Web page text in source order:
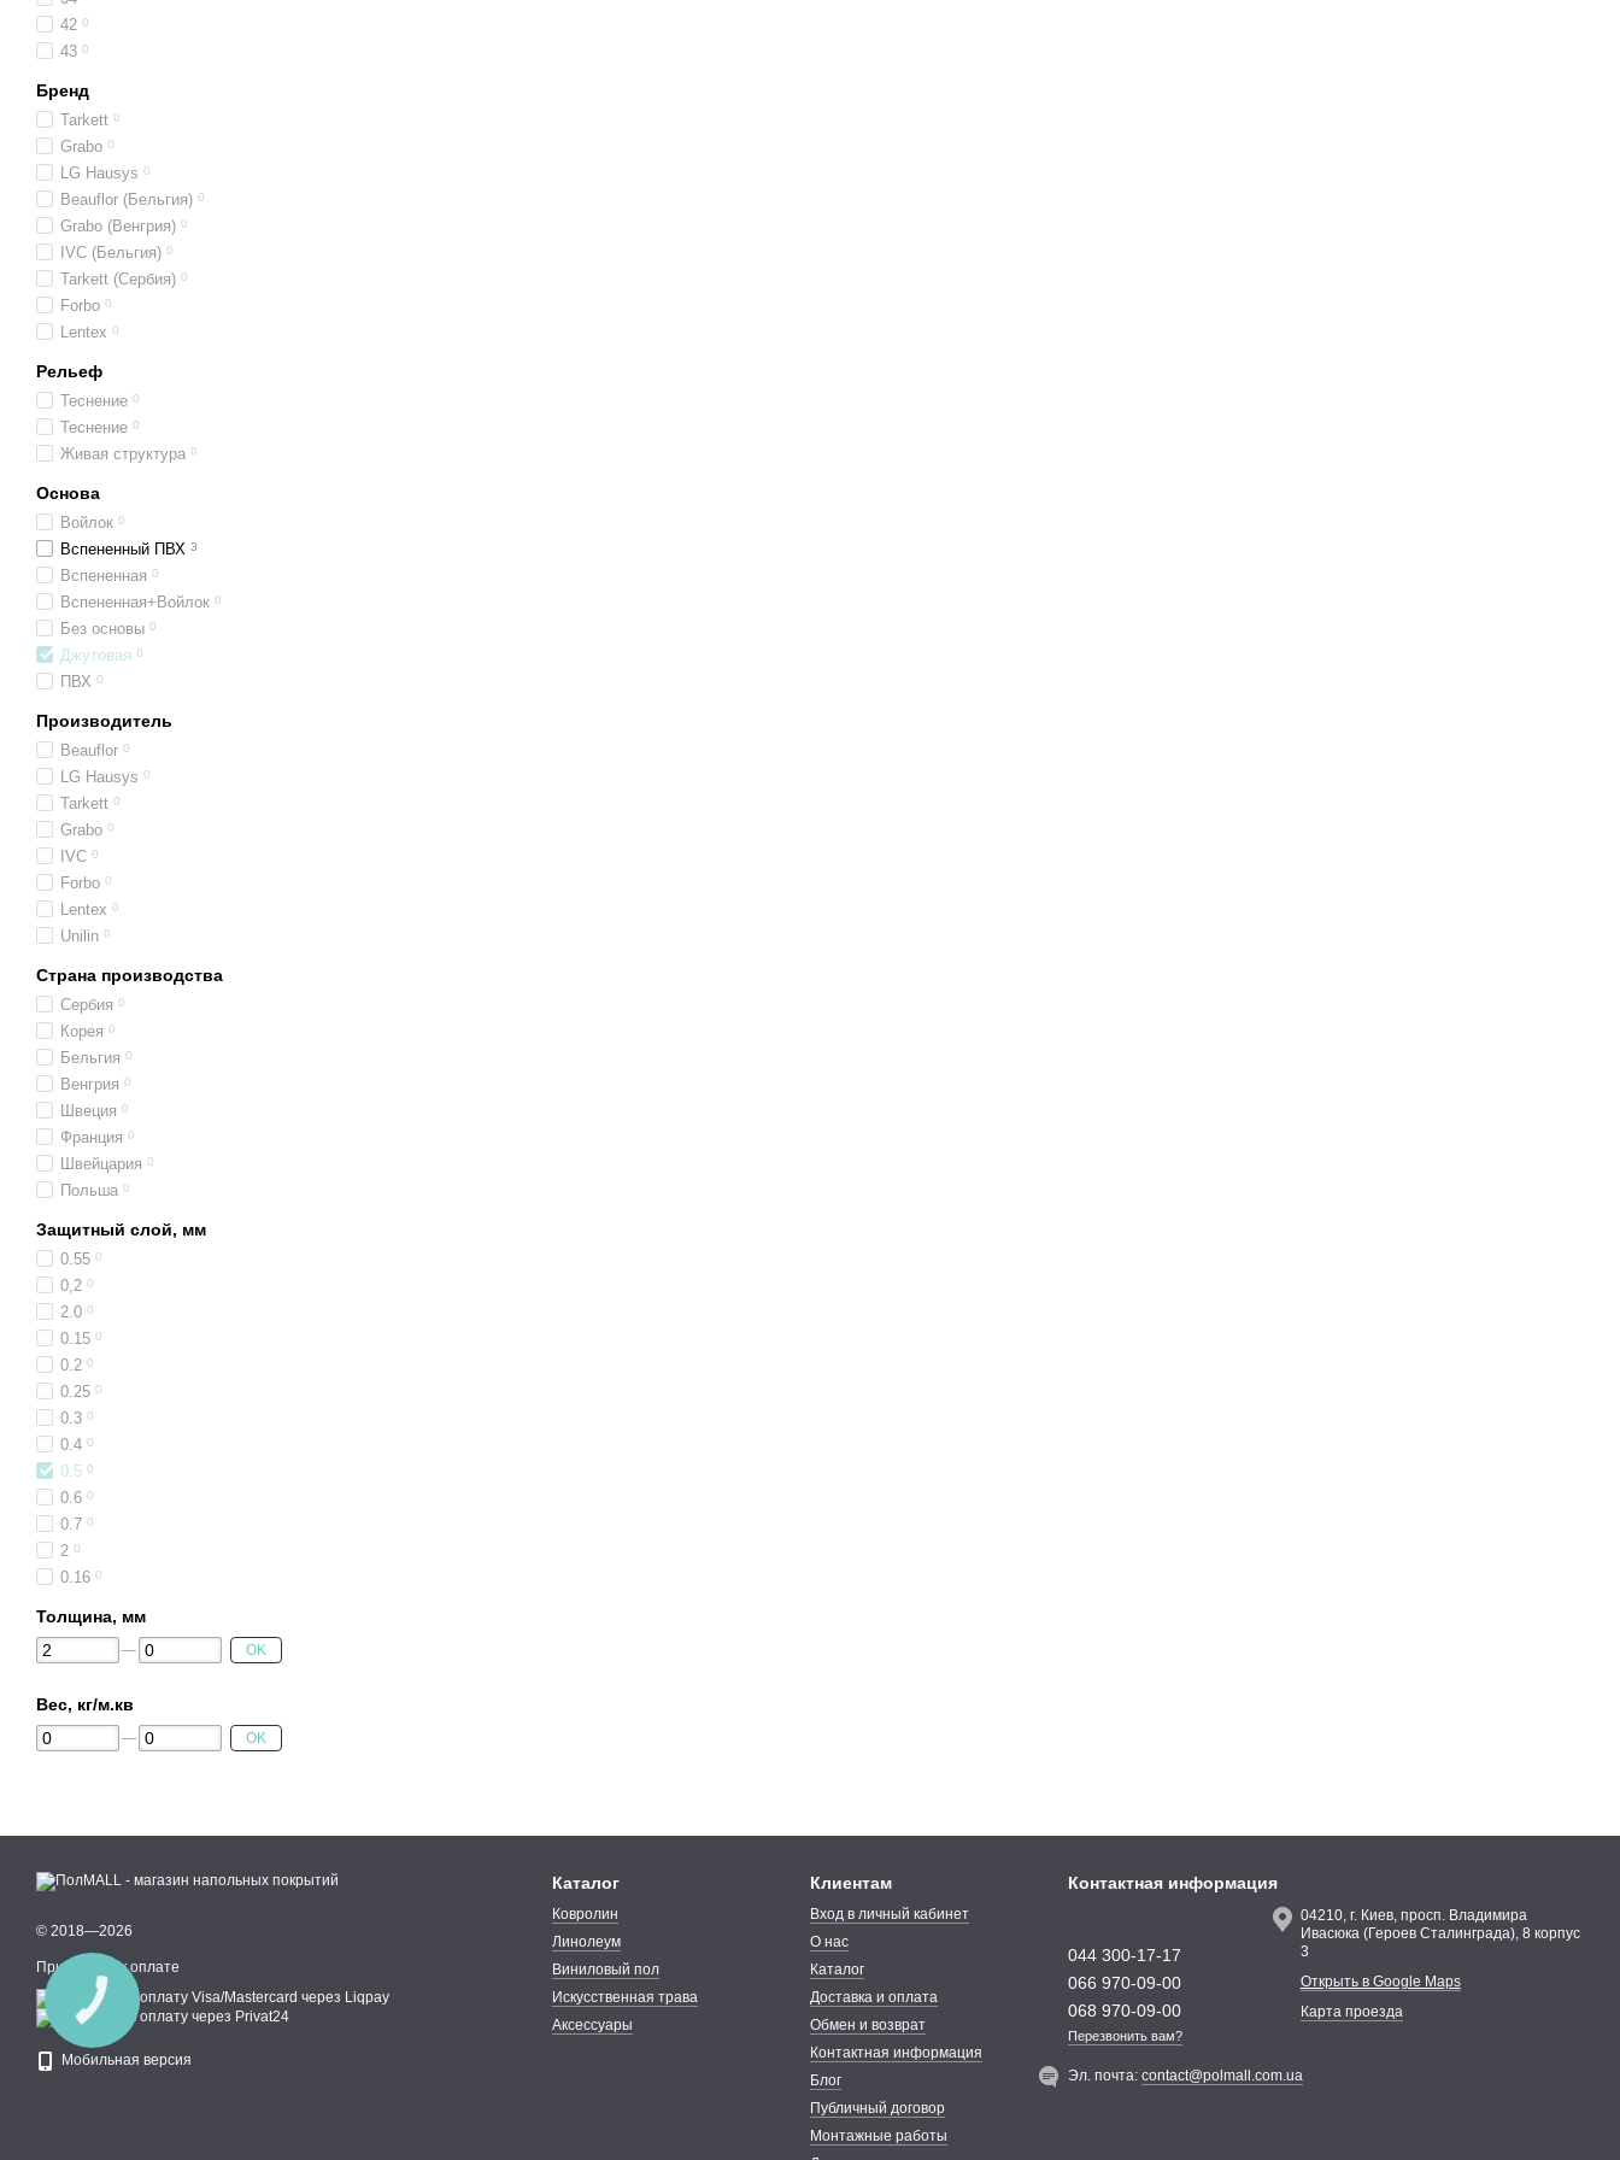
42 0
43 0
Бренд
Tarkett 0
Grabo 0
LG Hausys 0
Beauflor (Бельгия) 0
Grabo (Венгрия) 0
IVC (Бельгия) 0
Tarkett (Сербия) 0
Forbo 0
Lentex 0
Рельеф
Теснение 0
Теснение 0
Живая структура 0
Основа
Войлок 0
Вспененный ПВХ 3
Вспененная 0
Вспененная+Войлок 0
Без основы 0
Джутовая 0
ПВХ 0
Производитель
Beauflor 0
LG Hausys 0
Tarkett 0
Grabo 0
IVC 0
Forbo 0
Lentex 0
Unilin 0
Страна производства
Сербия 0
Корея 0
Бельгия 0
Венгрия 0
Швеция 0
Франция 0
Швейцария 0
Польша 0
Защитный слой, мм
0.55 0
0,2 0
2.0 0
0.15 0
0.2 0
0.25 0
0.3 0
0.4 0
0.5 0
0.6 0
0.7 0
2 0
0.16 0
Толщина, мм
OK
Вес, кг/м.кв
OK
© 2018—2026
Принимаем к оплате
Мобильная версия
Каталог
Ковролин
Линолеум
Виниловый пол
Искусственная трава
Аксессуары
Клиентам
Вход в личный кабинет
О нас
Каталог
Доставка и оплата
Обмен и возврат
Контактная информация
Блог
Публичный договор
Монтажные работы
Контактная информация
044 300-17-17
066 970-09-00
068 970-09-00
Перезвонить вам?
04210, г. Киев, просп. Владимира
Ивасюка (Героев Сталинграда), 8 корпус
3
Открыть в Google Maps
Карта проезда
Эл. почта:contact@polmall.com.ua
КНОПКА
СВЯЗИ